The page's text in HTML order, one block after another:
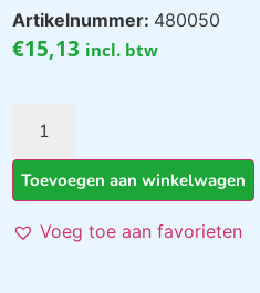
Artikelnummer: 480050
€15,13 incl. btw
Toevoegen aan winkelwagen
Voeg toe aan favorieten